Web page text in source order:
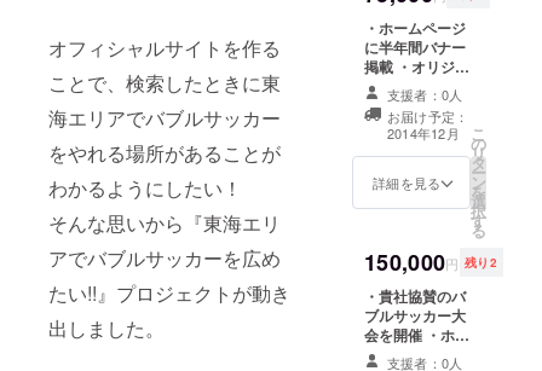
オフィシャルサイトを作る
ことで、検索したときに東
海エリアでバブルサッカー
をやれる場所があることが
わかるようにしたい！
そんな思いから『東海エリ
アでバブルサッカーを広め
たい!!』プロジェクトが動き
出しました。
をお送りします
・半年間
Facebookペー
ジにて「協賛企
業」として名前
掲載
・ホームページ
に半年間バナー
掲載 ・オリジナ
ルロゴ入りマグ
カップ10個 ・オ
リジナルボール
ペン20本 ・お礼
のメッセージを
お送りします ・
年間Facebook
ページにて「協
賛企業」として
名前掲載
支援者：0人
お届け予定：
2014年12月
詳細を見る
こ
の
リ
タ
ー
ン
を
選
択
す
る
150,000円 残り2
・貴社協賛のバ
ブルサッカー大
会を開催 ・ホー
ムページに1年間
支援者：0人